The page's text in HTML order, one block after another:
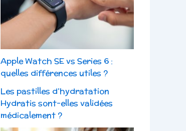
Apple Watch SE vs Series 6 :
quelles différences utiles ?
Les pastilles d’hydratation
Hydratis sont-elles validées
médicalement ?